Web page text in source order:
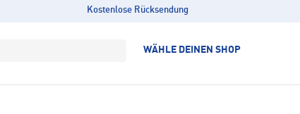
Kostenlose Rücksendung
WÄHLE DEINEN SHOP